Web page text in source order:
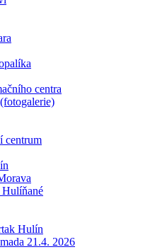
centra
centrum
Hulíňané
Hulín
21.4. 2026